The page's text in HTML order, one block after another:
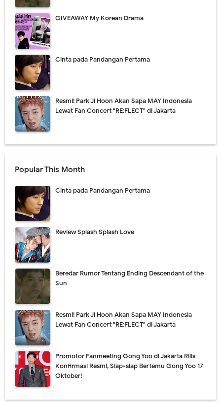
GIVEAWAY My Korean Drama
Cinta pada Pandangan Pertama
Resmi! Park Ji Hoon Akan Sapa MAY Indonesia
Lewat Fan Concert "RE:FLECT" di Jakarta
Popular This Month
Cinta pada Pandangan Pertama
Review Splash Splash Love
Beredar Rumor Tentang Ending Descendant of the
Sun
Resmi! Park Ji Hoon Akan Sapa MAY Indonesia
Lewat Fan Concert "RE:FLECT" di Jakarta
Promotor Fanmeeting Gong Yoo di Jakarta Rilis
Konfirmasi Resmi, Siap-siap Bertemu Gong Yoo 17
Oktober!